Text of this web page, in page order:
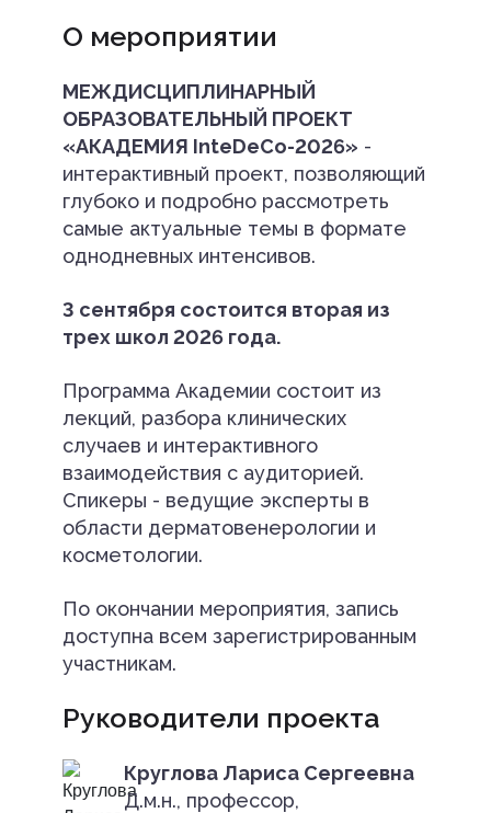
О мероприятии
МЕЖДИСЦИПЛИНАРНЫЙ
ОБРАЗОВАТЕЛЬНЫЙ ПРОЕКТ
«АКАДЕМИЯ InteDeCo-2026» -
интерактивный проект, позволяющий
глубоко и подробно рассмотреть
самые актуальные темы в формате
однодневных интенсивов.
3 сентября состоится вторая из
трех школ 2026 года.
Программа Академии состоит из
лекций, разбора клинических
случаев и интерактивного
взаимодействия с аудиторией.
Спикеры - ведущие эксперты в
области дерматовенерологии и
косметологии.
По окончании мероприятия, запись
доступна всем зарегистрированным
участникам.
Руководители проекта
Круглова Лариса Сергеевна
Д.м.н., профессор,